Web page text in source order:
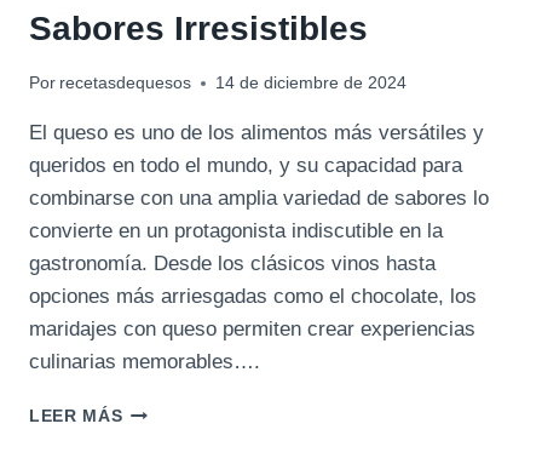
Sabores Irresistibles
Por recetasdequesos 14 de diciembre de 2024
El queso es uno de los alimentos más versátiles y
queridos en todo el mundo, y su capacidad para
combinarse con una amplia variedad de sabores lo
convierte en un protagonista indiscutible en la
gastronomía. Desde los clásicos vinos hasta
opciones más arriesgadas como el chocolate, los
maridajes con queso permiten crear experiencias
culinarias memorables….
LEER MÁSMARIDAJES